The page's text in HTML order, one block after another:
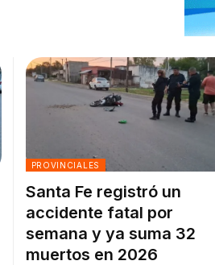
PROVINCIALES
Santa Fe registró un
accidente fatal por
semana y ya suma 32
muertos en 2026